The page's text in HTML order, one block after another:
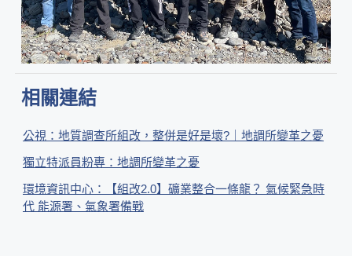
相關連結
公視：地質調查所組改，整併是好是壞?｜地調所變革之憂
獨立特派員粉專：地調所變革之憂
環境資訊中心：【組改2.0】礦業整合一條龍？ 氣候緊急時
代 能源署、氣象署備戰